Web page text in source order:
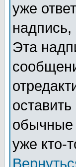
уже
Эта
обычные
уже кто-